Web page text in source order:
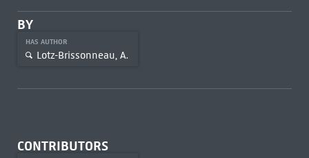
BY
HAS AUTHOR
Lotz-Brissonneau, A.
CONTRIBUTORS